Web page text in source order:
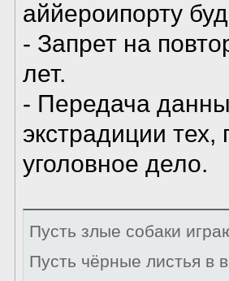
аййероипорту
- Запрет на
лет.
- Передача
экстрадиции тех,
уголовное дело.
Пусть злые собаки
Пусть чёрные листья в